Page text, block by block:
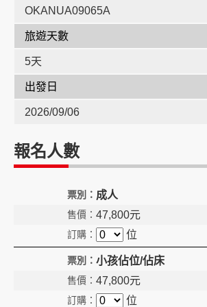
創造旅遊
OKANUA09065A
旅遊天數
5天
出發日
2026/09/06
報名人數
成人
47,800元
位
小孩佔位/佔床
47,800元
位